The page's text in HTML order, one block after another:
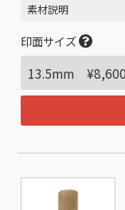
素材説明
印面サイズ